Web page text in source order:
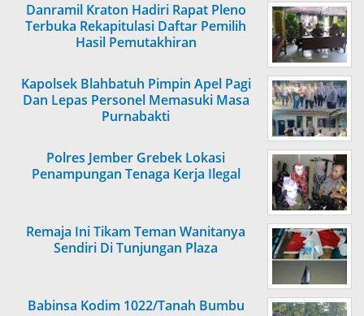
Danramil Kraton Hadiri Rapat Pleno
Terbuka Rekapitulasi Daftar Pemilih
Hasil Pemutakhiran
Kapolsek Blahbatuh Pimpin Apel Pagi
Dan Lepas Personel Memasuki Masa
Purnabakti
Polres Jember Grebek Lokasi
Penampungan Tenaga Kerja Ilegal
Remaja Ini Tikam Teman Wanitanya
Sendiri Di Tunjungan Plaza
Babinsa Kodim 1022/Tanah Bumbu